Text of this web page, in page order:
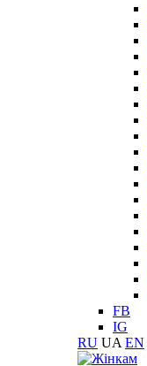
FB
IG
RU UA EN